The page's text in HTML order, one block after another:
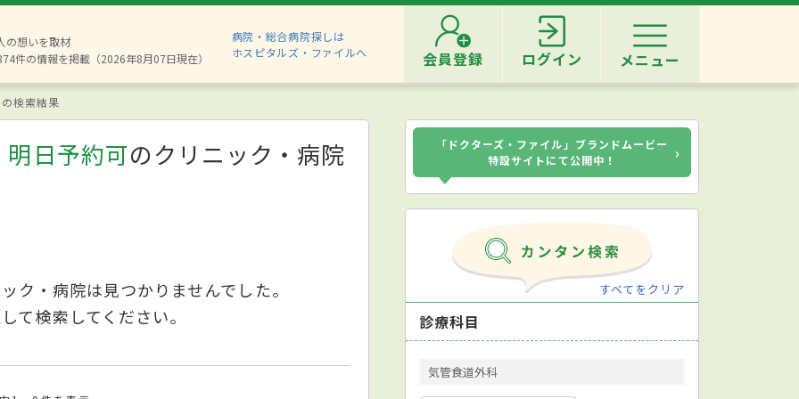
の想いを取材
件の情報を掲載（2026年8月07日現在）
病院・総合病院探しは
ホスピタルズ・ファイルへ
会員登録 ログイン メニュー
検索結果
日予約可のクリニック・病院
ク・病院は見つかりませんでした。
て検索してください。
「ドクターズ・ファイル」ブランドムービー
特設サイトにて公開中！
›
すべてをクリア
診療科目
気管食道外科